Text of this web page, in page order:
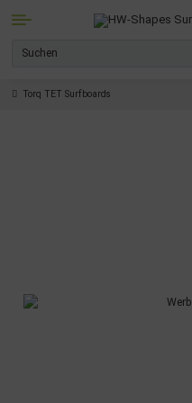
Torq TET Surfboards